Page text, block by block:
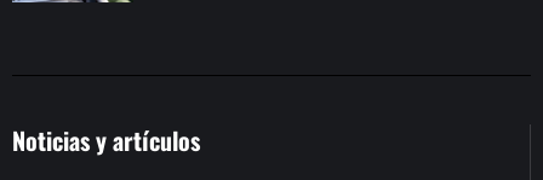
Noticias y artículos